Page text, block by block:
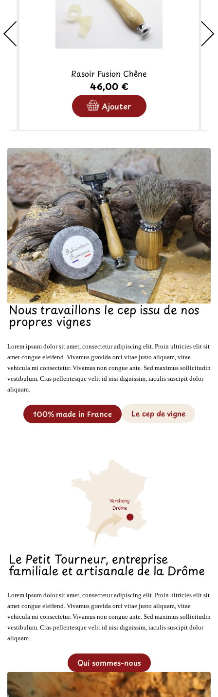
Rasoir Fusion Chêne
46,00 €
Ajouter
Nous travaillons le cep issu de nos
propres vignes
Lorem ipsum dolor sit amet, consectetur adipiscing elit. Proin ultricies elit sit
amet congue eleifend. Vivamus gravida orci vitae justo aliquam, vitae
vehicula mi consectetur. Vivamus non congue ante. Sed maximus sollicitudin
vestibulum. Cras pellentesque velit id nisi dignissim, iaculis suscipit dolor
aliquam.
100% made in France Le cep de vigne
Le Petit Tourneur, entreprise
familiale et artisanale de la Drôme
Lorem ipsum dolor sit amet, consectetur adipiscing elit. Proin ultricies elit sit
amet congue eleifend. Vivamus gravida orci vitae justo aliquam, vitae
vehicula mi consectetur. Vivamus non congue ante. Sed maximus sollicitudin
vestibulum. Cras pellentesque velit id nisi dignissim, iaculis suscipit dolor
aliquam.
Qui sommes-nous